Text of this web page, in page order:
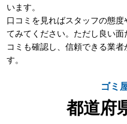
います。
口コミを見ればスタッフの態
てみてください。ただし良い
コミも確認し、信頼できる業
す。
ゴミ
都道府